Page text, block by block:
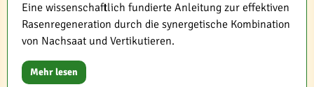
Eine wissenschaftlich fundierte Anleitung zur effektiven
Rasenregeneration durch die synergetische Kombination
von Nachsaat und Vertikutieren.
Mehr lesen